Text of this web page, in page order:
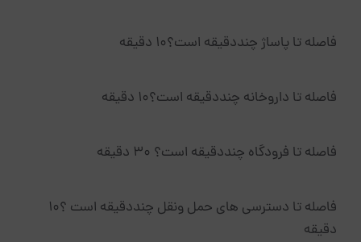
فاصله تا پاساژ چنددقیقه است؟10 دقیقه
فاصله تا داروخانه چنددقیقه است؟10 دقیقه
فاصله تا فرودگاه چنددقیقه است؟ 30 دقیقه
فاصله تا دسترسی های حمل ونقل چنددقیقه است ؟10
دقیقه